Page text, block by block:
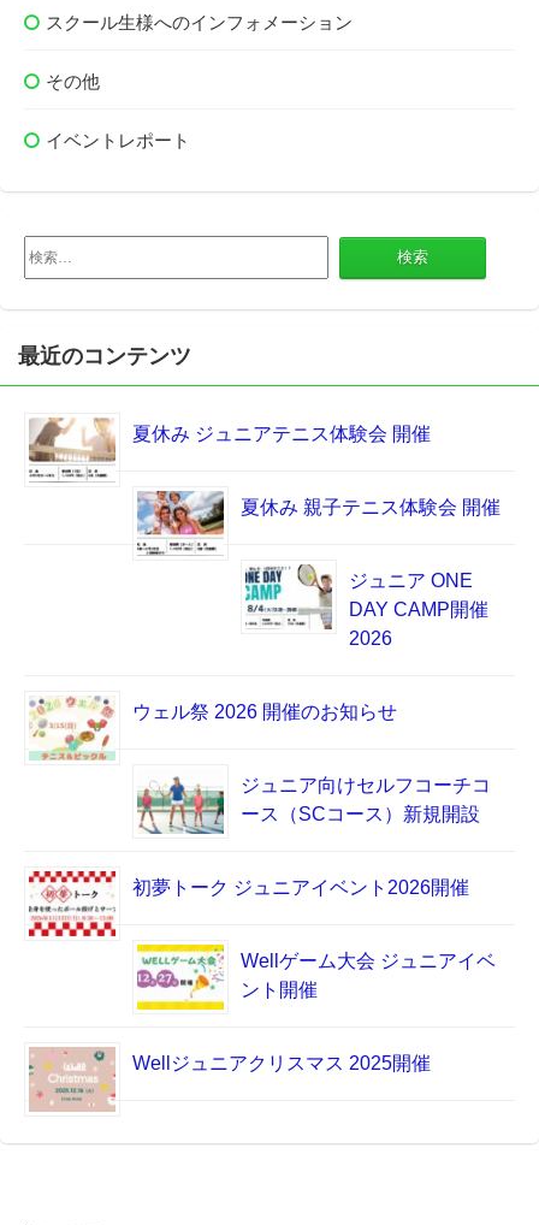
スクール生様へのインフォメーション
その他
イベントレポート
検
索:
最近のコンテンツ
夏休み ジュニアテニス体験会 開催
夏休み 親子テニス体験会 開催
ジュニア ONE
DAY CAMP開催
2026
ウェル祭 2026 開催のお知らせ
ジュニア向けセルフコーチコ
ース（SCコース）新規開設
初夢トーク ジュニアイベント2026開催
Wellゲーム大会 ジュニアイベ
ント開催
Wellジュニアクリスマス 2025開催